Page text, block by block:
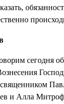
сегодня об
и Алла